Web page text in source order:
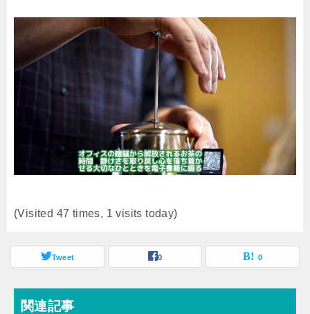
(Visited 47 times, 1 visits today)
Tweet 0 0
関連記事